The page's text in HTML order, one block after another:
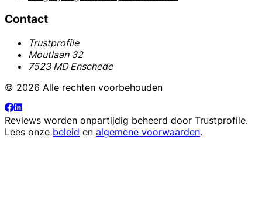
Contact
Trustprofile
Moutlaan 32
7523 MD Enschede
© 2026 Alle rechten voorbehouden
Reviews worden onpartijdig beheerd door Trustprofile.
Lees onze beleid en algemene voorwaarden.